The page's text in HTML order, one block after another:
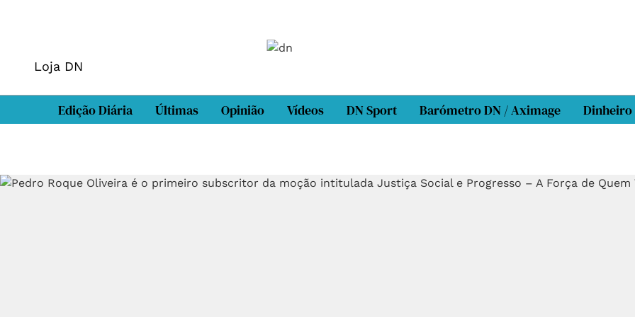
Loja DN
Edição Diária Últimas Opinião Vídeos DN Sport Barómetro DN / Aximage Dinheiro